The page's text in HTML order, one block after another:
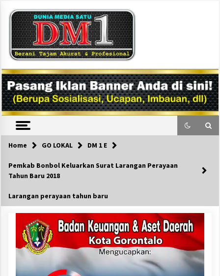
content
DM1
Home GO LOKAL DM 1 E
Pemkab Bonbol Keluarkan Surat Larangan Perayaan
Tahun Baru 2018
Larangan perayaan tahun baru